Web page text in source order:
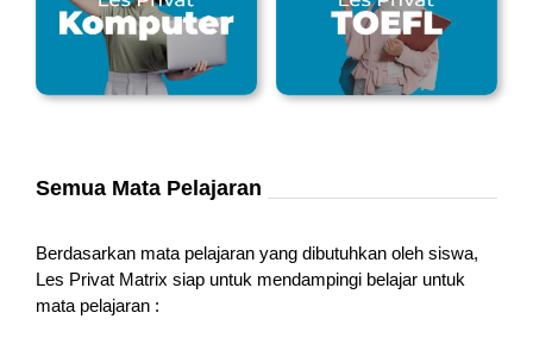
Semua Mata Pelajaran
Berdasarkan mata pelajaran yang dibutuhkan oleh siswa,
Les Privat Matrix siap untuk mendampingi belajar untuk
mata pelajaran :